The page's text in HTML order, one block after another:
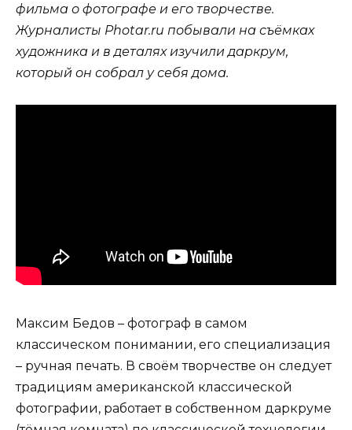
фильма о фотографе и его творчестве.
Журналисты Photar.ru побывали на съёмках
художника и в деталях изучили даркрум,
который он собрал у себя дома.
Максим Бедов – фотограф в самом
классическом понимании, его специализация
– ручная печать. В своём творчестве он следует
традициям американской классической
фотографии, работает в собственном даркруме